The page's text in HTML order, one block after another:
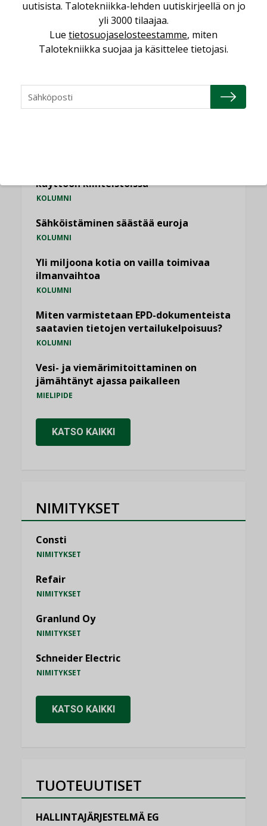
Puutteellinen eristys lisää lämpöhäviöitä
LEHDEN ARTIKKELIT
käyttöön kiinteistöissä
KOLUMNI
Sähköistäminen säästää euroja
KOLUMNI
Yli miljoona kotia on vailla toimivaa
ilmanvaihtoa
KOLUMNI
Miten varmistetaan EPD-dokumenteista
saatavien tietojen vertailukelpoisuus?
KOLUMNI
Vesi- ja viemärimitoittaminen on
jämähtänyt ajassa paikalleen
MIELIPIDE
KATSO KAIKKI
NIMITYKSET
Consti
NIMITYKSET
Refair
NIMITYKSET
Granlund Oy
NIMITYKSET
Schneider Electric
NIMITYKSET
KATSO KAIKKI
TUOTEUUTISET
HALLINTAJÄRJESTELMÄ EG
uutisista. Talotekniikka-lehden uutiskirjeellä on jo
yli 3000 tilaajaa.
Lue tietosuojaselosteestamme, miten
Talotekniikka suojaa ja käsittelee tietojasi.